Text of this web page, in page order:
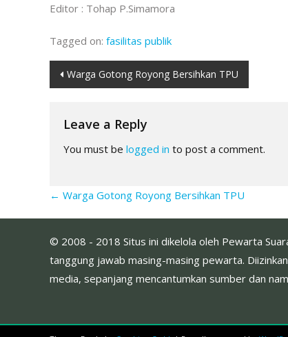
Editor : Tohap P.Simamora
Tagged on: fasilitas publik
Post
Warga Gotong Royong Bersihkan TPU
Leave a Reply
You must be logged in to post a comment.
← Warga Gotong Royong Bersihkan TPU
© 2008 - 2018 Situs ini dikelola oleh Pewarta
tanggung jawab masing-masing pewarta.
media, sepanjang mencantumkan sumber dan